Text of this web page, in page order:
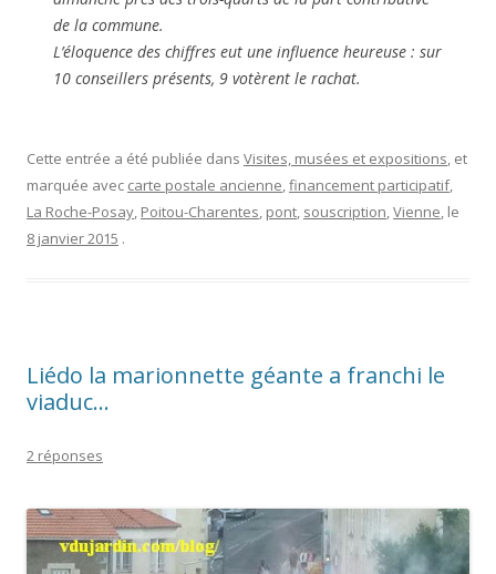
de la commune.
L’éloquence des chiffres eut une influence heureuse : sur
10 conseillers présents, 9 votèrent le rachat.
Cette entrée a été publiée dans Visites, musées et expositions, et
marquée avec carte postale ancienne,financement participatif,
La Roche-Posay, Poitou-Charentes, pont, souscription,Vienne, le
8 janvier 2015 .
Liédo la marionnette géante a franchi le
viaduc…
2 réponses